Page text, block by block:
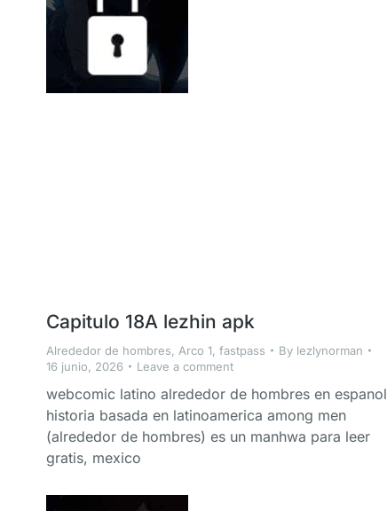
Capitulo 18A lezhin apk
Alrededor de hombres, Arco 1, fastpass By lezlynorman
16 junio, 2026
Leave a comment
webcomic latino alrededor de hombres en espanol
historia basada en latinoamerica among men
(alrededor de hombres) es un manhwa para leer
gratis, mexico